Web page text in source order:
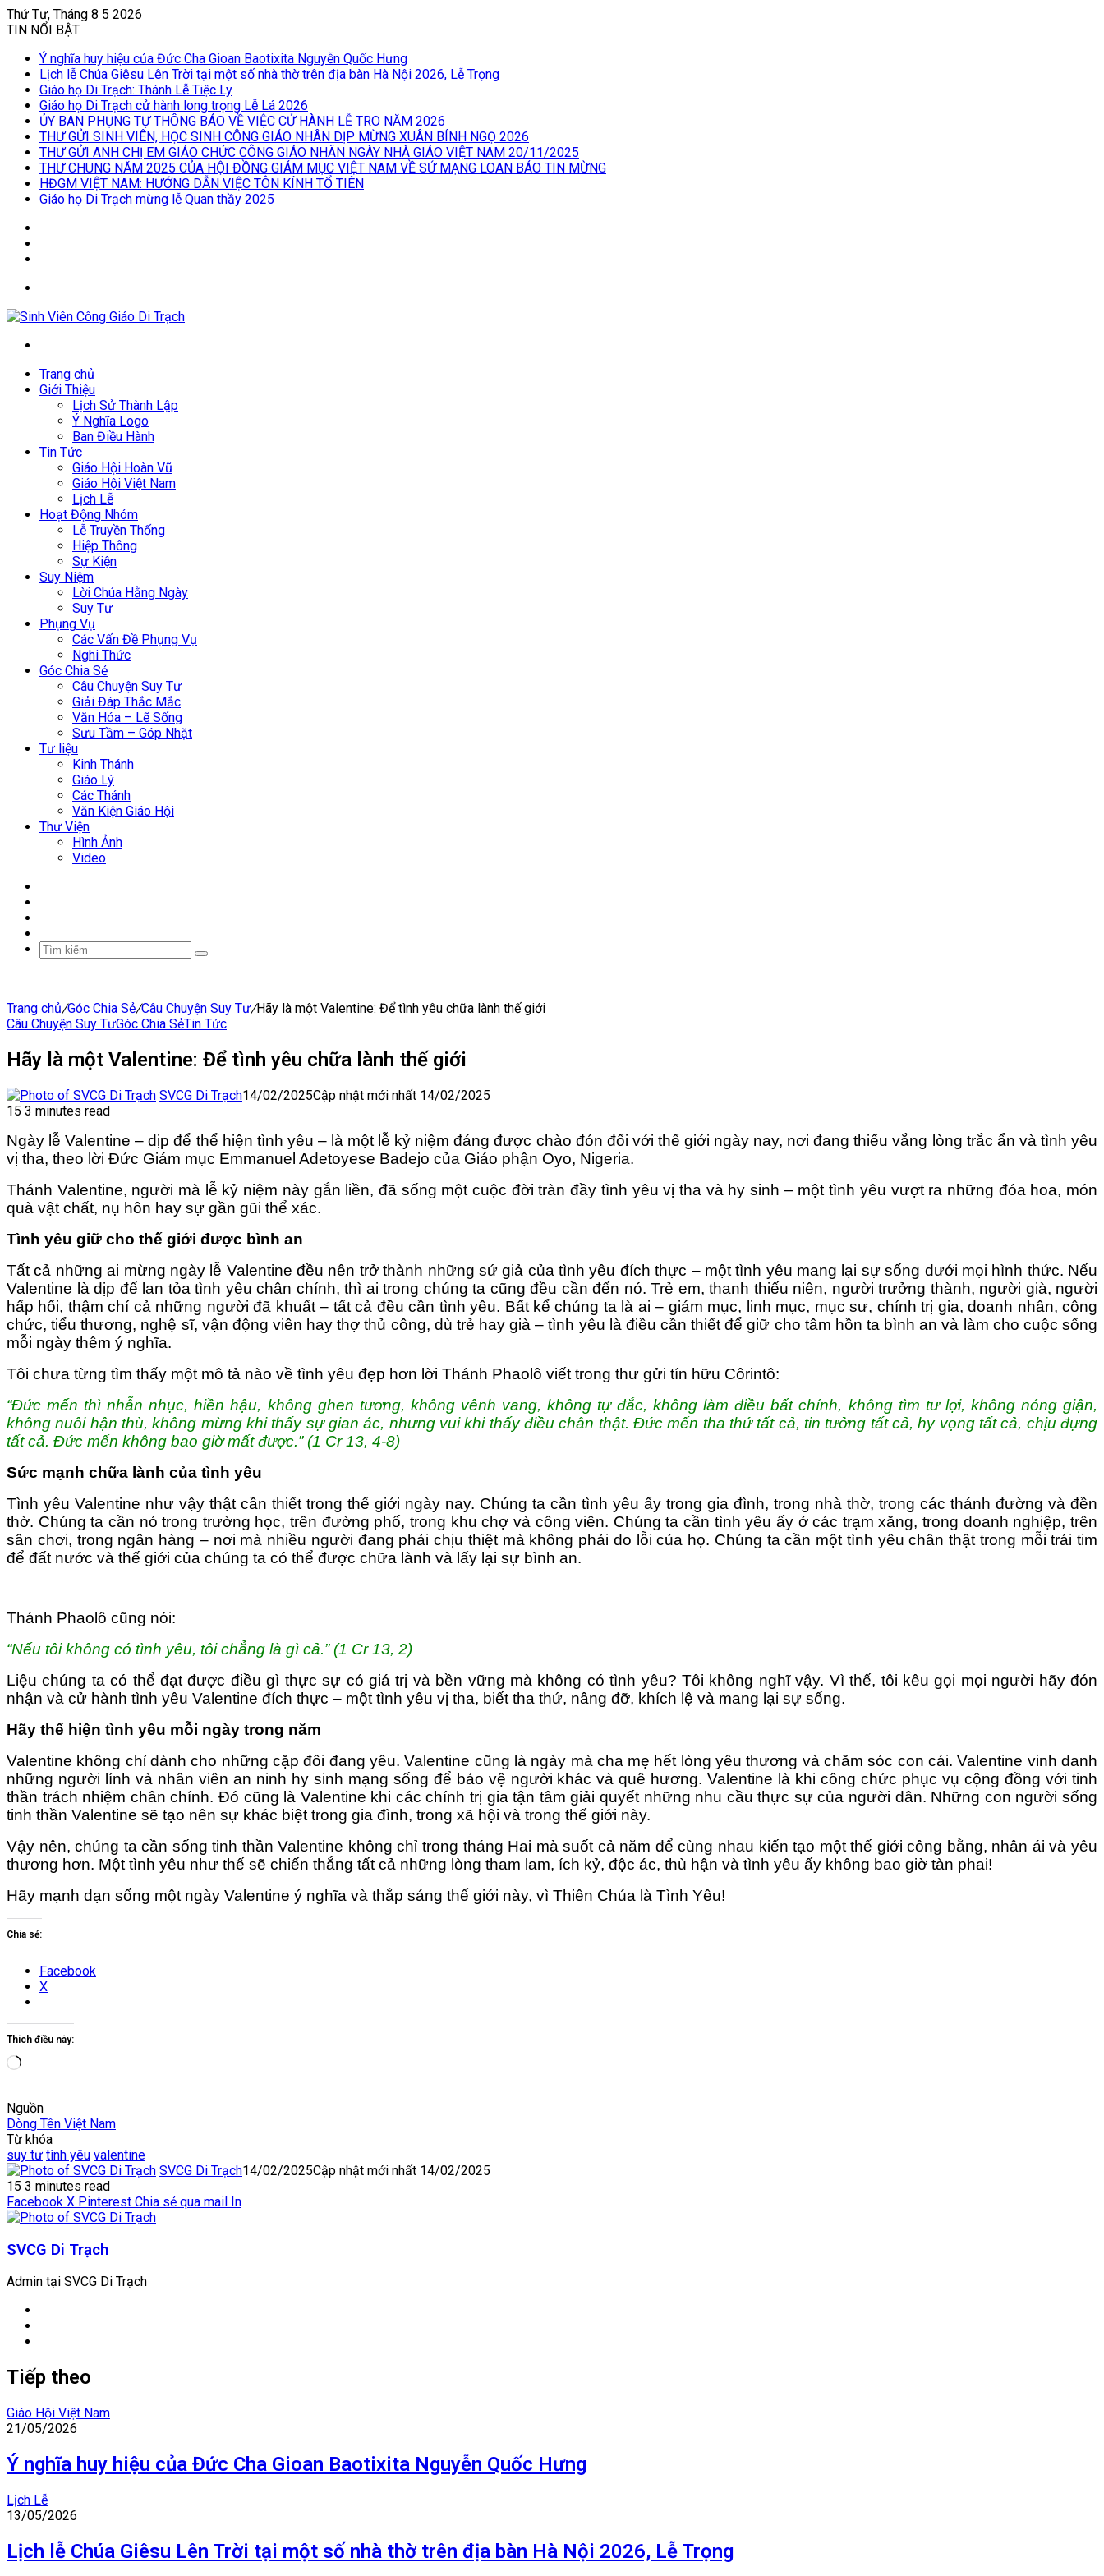
Thứ Tư, Tháng 8 5 2026
TIN NỔI BẬT
Ý nghĩa huy hiệu của Đức Cha Gioan Baotixita Nguyễn Quốc Hưng
Lịch lễ Chúa Giêsu Lên Trời tại một số nhà thờ trên địa bàn Hà Nội 2026, Lễ Trọng
Giáo họ Di Trạch: Thánh Lễ Tiệc Ly
Giáo họ Di Trạch cử hành long trọng Lễ Lá 2026
ỦY BAN PHỤNG TỰ THÔNG BÁO VỀ VIỆC CỬ HÀNH LỄ TRO NĂM 2026
THƯ GỬI SINH VIÊN, HỌC SINH CÔNG GIÁO NHÂN DỊP MỪNG XUÂN BÍNH NGỌ 2026
THƯ GỬI ANH CHỊ EM GIÁO CHỨC CÔNG GIÁO NHÂN NGÀY NHÀ GIÁO VIỆT NAM 20/11/2025
THƯ CHUNG NĂM 2025 CỦA HỘI ĐỒNG GIÁM MỤC VIỆT NAM VỀ SỨ MẠNG LOAN BÁO TIN MỪNG
HĐGM VIỆT NAM: HƯỚNG DẪN VIỆC TÔN KÍNH TỔ TIÊN
Giáo họ Di Trạch mừng lễ Quan thầy 2025
Trang chủ
Giới Thiệu
Lịch Sử Thành Lập
Ý Nghĩa Logo
Ban Điều Hành
Tin Tức
Giáo Hội Hoàn Vũ
Giáo Hội Việt Nam
Lịch Lễ
Hoạt Động Nhóm
Lễ Truyền Thống
Hiệp Thông
Sự Kiện
Suy Niệm
Lời Chúa Hằng Ngày
Suy Tư
Phụng Vụ
Các Vấn Đề Phụng Vụ
Nghi Thức
Góc Chia Sẻ
Câu Chuyện Suy Tư
Giải Đáp Thắc Mắc
Văn Hóa – Lẽ Sống
Sưu Tầm – Góp Nhặt
Tư liệu
Kinh Thánh
Giáo Lý
Các Thánh
Văn Kiện Giáo Hội
Thư Viện
Hình Ảnh
Video
Tìm
Trang chủ/Góc Chia Sẻ/Câu Chuyện Suy Tư/Hãy là một Valentine: Để tình yêu chữa lành thế giới
Câu Chuyện Suy TưGóc Chia SẻTin Tức
Hãy là một Valentine: Để tình yêu chữa lành thế giới
SVCG Di Trạch14/02/2025Cập nhật mới nhất 14/02/2025
15 3 minutes read
Ngày lễ Valentine – dịp để thể hiện tình yêu – là một lễ kỷ niệm đáng được chào đón đối với thế giới ngày nay, nơi đang thiếu vắng lòng trắc ẩn và tình yêu
vị tha, theo lời Đức Giám mục Emmanuel Adetoyese Badejo của Giáo phận Oyo, Nigeria.
Thánh Valentine, người mà lễ kỷ niệm này gắn liền, đã sống một cuộc đời tràn đầy tình yêu vị tha và hy sinh – một tình yêu vượt ra những đóa hoa, món
quà vật chất, nụ hôn hay sự gần gũi thể xác.
Tình yêu giữ cho thế giới được bình an
Tất cả những ai mừng ngày lễ Valentine đều nên trở thành những sứ giả của tình yêu đích thực – một tình yêu mang lại sự sống dưới mọi hình thức. Nếu
Valentine là dịp để lan tỏa tình yêu chân chính, thì ai trong chúng ta cũng đều cần đến nó. Trẻ em, thanh thiếu niên, người trưởng thành, người già, người
hấp hối, thậm chí cả những người đã khuất – tất cả đều cần tình yêu. Bất kể chúng ta là ai – giám mục, linh mục, mục sư, chính trị gia, doanh nhân, công
chức, tiểu thương, nghệ sĩ, vận động viên hay thợ thủ công, dù trẻ hay già – tình yêu là điều cần thiết để giữ cho tâm hồn ta bình an và làm cho cuộc sống
mỗi ngày thêm ý nghĩa.
Tôi chưa từng tìm thấy một mô tả nào về tình yêu đẹp hơn lời Thánh Phaolô viết trong thư gửi tín hữu Côrintô:
“Đức mến thì nhẫn nhục, hiền hậu, không ghen tương, không vênh vang, không tự đắc, không làm điều bất chính, không tìm tư lợi, không nóng giận,
không nuôi hận thù, không mừng khi thấy sự gian ác, nhưng vui khi thấy điều chân thật. Đức mến tha thứ tất cả, tin tưởng tất cả, hy vọng tất cả, chịu đựng
tất cả. Đức mến không bao giờ mất được.” (1 Cr 13, 4-8)
Sức mạnh chữa lành của tình yêu
Tình yêu Valentine như vậy thật cần thiết trong thế giới ngày nay. Chúng ta cần tình yêu ấy trong gia đình, trong nhà thờ, trong các thánh đường và đền
thờ. Chúng ta cần nó trong trường học, trên đường phố, trong khu chợ và công viên. Chúng ta cần tình yêu ấy ở các trạm xăng, trong doanh nghiệp, trên
sân chơi, trong ngân hàng – nơi mà nhiều người đang phải chịu thiệt mà không phải do lỗi của họ. Chúng ta cần một tình yêu chân thật trong mỗi trái tim
để đất nước và thế giới của chúng ta có thể được chữa lành và lấy lại sự bình an.
Thánh Phaolô cũng nói:
“Nếu tôi không có tình yêu, tôi chẳng là gì cả.” (1 Cr 13, 2)
Liệu chúng ta có thể đạt được điều gì thực sự có giá trị và bền vững mà không có tình yêu? Tôi không nghĩ vậy. Vì thế, tôi kêu gọi mọi người hãy đón
nhận và cử hành tình yêu Valentine đích thực – một tình yêu vị tha, biết tha thứ, nâng đỡ, khích lệ và mang lại sự sống.
Hãy thể hiện tình yêu mỗi ngày trong năm
Valentine không chỉ dành cho những cặp đôi đang yêu. Valentine cũng là ngày mà cha mẹ hết lòng yêu thương và chăm sóc con cái. Valentine vinh danh
những người lính và nhân viên an ninh hy sinh mạng sống để bảo vệ người khác và quê hương. Valentine là khi công chức phục vụ cộng đồng với tinh
thần trách nhiệm chân chính. Đó cũng là Valentine khi các chính trị gia tận tâm giải quyết những nhu cầu thực sự của người dân. Những con người sống
tinh thần Valentine sẽ tạo nên sự khác biệt trong gia đình, trong xã hội và trong thế giới này.
Vậy nên, chúng ta cần sống tinh thần Valentine không chỉ trong tháng Hai mà suốt cả năm để cùng nhau kiến tạo một thế giới công bằng, nhân ái và yêu
thương hơn. Một tình yêu như thế sẽ chiến thắng tất cả những lòng tham lam, ích kỷ, độc ác, thù hận và tình yêu ấy không bao giờ tàn phai!
Hãy mạnh dạn sống một ngày Valentine ý nghĩa và thắp sáng thế giới này, vì Thiên Chúa là Tình Yêu!
Chia sẻ:
Facebook
X
Thích điều này:
Đang
Nguồn
Dòng Tên Việt Nam
Từ khóa
suy tư tình yêu valentine
SVCG Di Trạch14/02/2025Cập nhật mới nhất 14/02/2025
15 3 minutes read
Facebook X Pinterest Chia sẻ qua mail In
SVCG Di Trạch
Admin tại SVCG Di Trạch
Tiếp theo
Giáo Hội Việt Nam
21/05/2026
Ý nghĩa huy hiệu của Đức Cha Gioan Baotixita Nguyễn Quốc Hưng
Lịch Lễ
13/05/2026
Lịch lễ Chúa Giêsu Lên Trời tại một số nhà thờ trên địa bàn Hà Nội 2026, Lễ Trọng